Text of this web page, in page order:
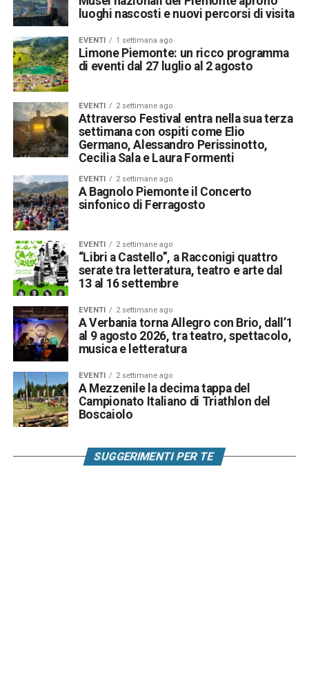
luoghi nascosti e nuovi percorsi di visita
EVENTI 1 settimana ago
Limone Piemonte: un ricco programma
di eventi dal 27 luglio al 2 agosto
EVENTI 2 settimane ago
Attraverso Festival entra nella sua terza
settimana con ospiti come Elio
Germano, Alessandro Perissinotto,
Cecilia Sala e Laura Formenti
EVENTI 2 settimane ago
A Bagnolo Piemonte il Concerto
sinfonico di Ferragosto
EVENTI 2 settimane ago
“Libri a Castello”, a Racconigi quattro
serate tra letteratura, teatro e arte dal
13 al 16 settembre
EVENTI 2 settimane ago
A Verbania torna Allegro con Brio, dall’1
al 9 agosto 2026, tra teatro, spettacolo,
musica e letteratura
EVENTI 2 settimane ago
A Mezzenile la decima tappa del
Campionato Italiano di Triathlon del
Boscaiolo
SUGGERIMENTI PER TE